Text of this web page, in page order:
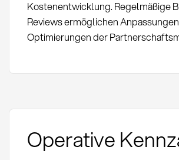
Kostenentwicklung. Regelmäßige
Reviews ermöglichen
Optimierungen der
Operative